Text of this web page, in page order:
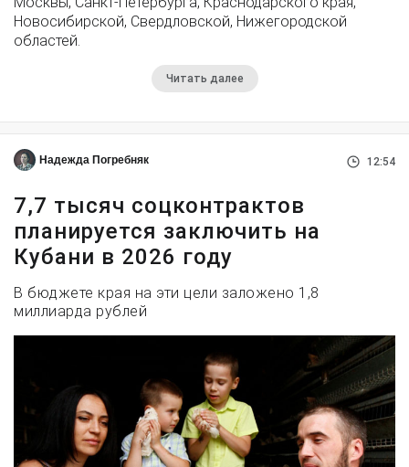
Новосибирской, Свердловской, Нижегородской
областей.
Читать далее
Надежда Погребняк 12:54
7,7 тысяч соцконтрактов
планируется заключить на
Кубани в 2026 году
В бюджете края на эти цели заложено 1,8
миллиарда рублей